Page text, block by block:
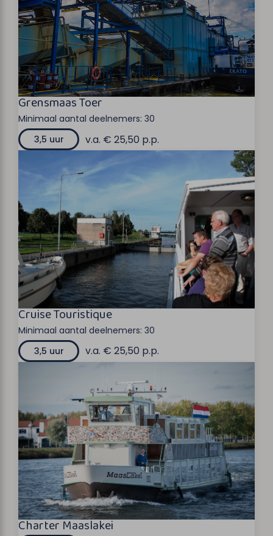
Grensmaas Toer
Minimaal aantal deelnemers: 30
3,5 uur
v.a. € 25,50 p.p.
Cruise Touristique
Minimaal aantal deelnemers: 30
3,5 uur
v.a. € 25,50 p.p.
Charter Maaslakei